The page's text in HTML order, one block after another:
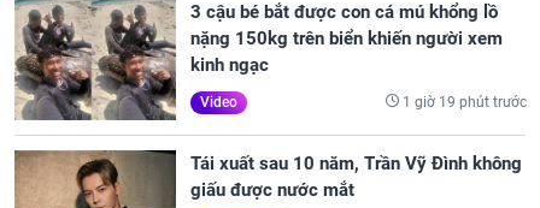
3 cậu bé bắt được con cá mú khổng lồ
nặng 150kg trên biển khiến người xem
kinh ngạc
Video 1 giờ 19 phút trước
Tái xuất sau 10 năm, Trần Vỹ Đình không
giấu được nước mắt